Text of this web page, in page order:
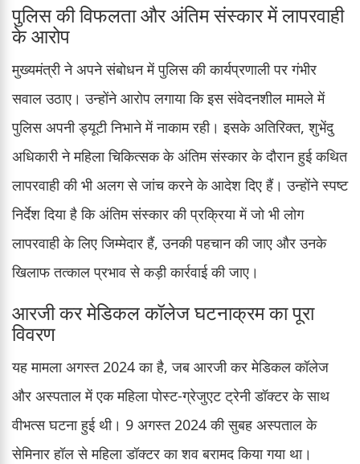
पुलिस की विफलता और अंतिम संस्कार में लापरवाही
के आरोप
मुख्यमंत्री ने अपने संबोधन में पुलिस की कार्यप्रणाली पर गंभीर
सवाल उठाए। उन्होंने आरोप लगाया कि इस संवेदनशील मामले में
पुलिस अपनी ड्यूटी निभाने में नाकाम रही। इसके अतिरिक्त, शुभेंदु
अधिकारी ने महिला चिकित्सक के अंतिम संस्कार के दौरान हुई कथित
लापरवाही की भी अलग से जांच करने के आदेश दिए हैं। उन्होंने स्पष्ट
निर्देश दिया है कि अंतिम संस्कार की प्रक्रिया में जो भी लोग
लापरवाही के लिए जिम्मेदार हैं, उनकी पहचान की जाए और उनके
खिलाफ तत्काल प्रभाव से कड़ी कार्रवाई की जाए।
आरजी कर मेडिकल कॉलेज घटनाक्रम का पूरा
विवरण
यह मामला अगस्त 2024 का है, जब आरजी कर मेडिकल कॉलेज
और अस्पताल में एक महिला पोस्ट-ग्रेजुएट ट्रेनी डॉक्टर के साथ
वीभत्स घटना हुई थी। 9 अगस्त 2024 की सुबह अस्पताल के
सेमिनार हॉल से महिला डॉक्टर का शव बरामद किया गया था।